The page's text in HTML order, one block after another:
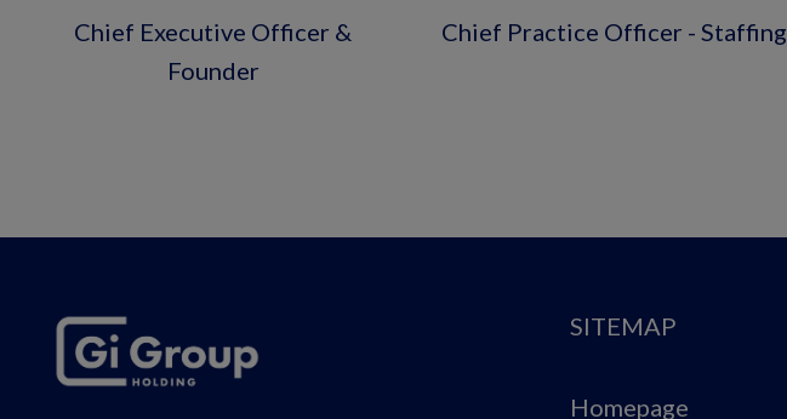
Chief Executive Officer &
Founder
Chief Practice Officer - Staffing
SITEMAP
Homepage